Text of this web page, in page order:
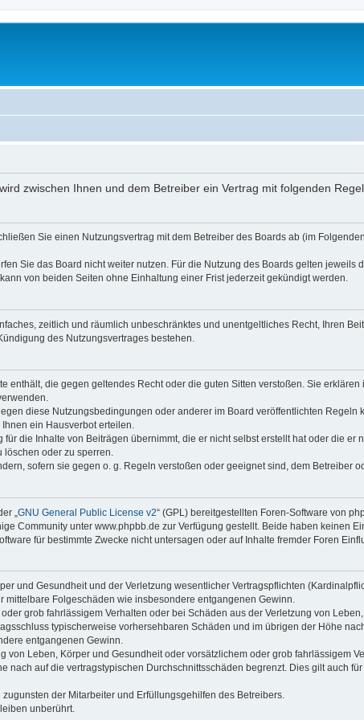
zwischen Ihnen und dem Betreiber ein Vertrag mit folgenden
Sie einen Nutzungsvertrag mit dem Betreiber des Boards ab (im
Sie das Board nicht weiter nutzen. Für die Nutzung des Boards gelten jeweils
von beiden Seiten ohne Einhaltung einer Frist jederzeit gekündigt werden.
zeitlich und räumlich unbeschränktes und unentgeltliches Recht, Ihren
des Nutzungsvertrages bestehen.
enthält, die gegen geltendes Recht oder die guten Sitten verstoßen. Sie
diese Nutzungsbedingungen oder anderer im Board veröffentlichten
ein Hausverbot erteilen.
die Inhalte von Beiträgen übernimmt, die er nicht selbst erstellt hat oder die er
löschen oder zu sperren.
sofern sie gegen o. g. Regeln verstoßen oder geeignet sind, dem Betreiber
„ GNU General Public License v2“ (GPL) bereitgestellten Foren-Software von
Community unter www.phpbb.de zur Verfügung gestellt. Beide haben keinen
für bestimmte Zwecke nicht untersagen oder auf Inhalte fremder Foren
und Gesundheit und der Verletzung wesentlicher Vertragspflichten
Folgeschäden wie insbesondere entgangenen Gewinn.
grob fahrlässigem Verhalten oder bei Schäden aus der Verletzung von
typischerweise vorhersehbaren Schäden und im übrigen der Höhe
entgangenen Gewinn.
von Leben, Körper und Gesundheit oder vorsätzlichem oder grob fahrlässigem
nach auf die vertragstypischen Durchschnittsschäden begrenzt. Dies gilt auch
der Mitarbeiter und Erfüllungsgehilfen des Betreibers.
unberührt.